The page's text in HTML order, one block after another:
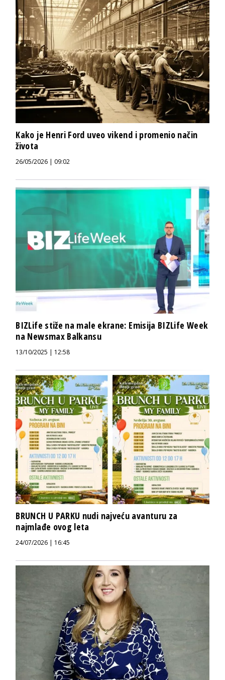
Kako je Henri Ford uveo vikend i promenio način
života
26/05/2026 | 09:02
BIZLife stiže na male ekrane: Emisija BIZLife Week
na Newsmax Balkansu
13/10/2025 | 12:58
BRUNCH U PARKU nudi najveću avanturu za
najmlađe ovog leta
24/07/2026 | 16:45